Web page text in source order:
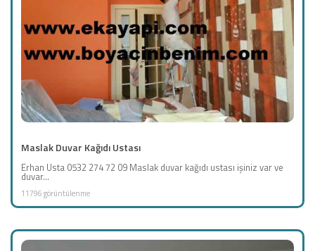
Maslak Duvar Kağıdı Ustası
Erhan Usta 0532 274 72 09 Maslak duvar kağıdı ustası işiniz var ve
duvar...
11796 görüntülenme